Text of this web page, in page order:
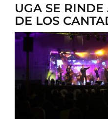
UGA SE
DE LOS